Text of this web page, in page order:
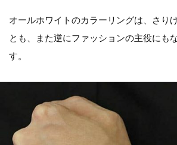
オールホワイトのカラーリングは、さり
とも、また逆にファッションの主役にも
す。